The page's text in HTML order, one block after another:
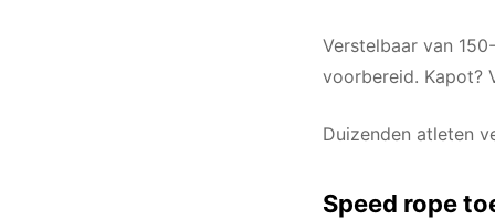
Verstelbaar van
voorbereid. Kapot?
Duizenden atleten
Speed rope